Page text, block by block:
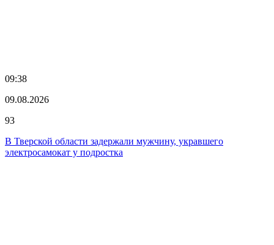
09:38
09.08.2026
93
В Тверской области задержали мужчину, укравшего
электросамокат у подростка